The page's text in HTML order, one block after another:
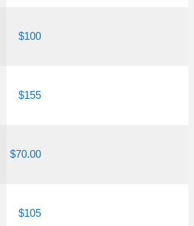
$100
$155
$70.00
$105